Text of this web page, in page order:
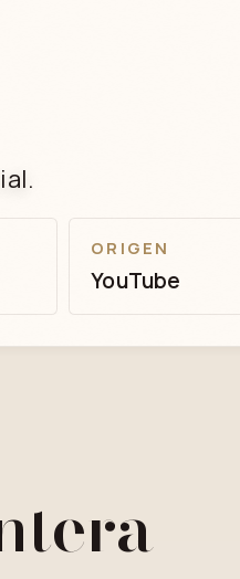
ORIGEN
YouTube